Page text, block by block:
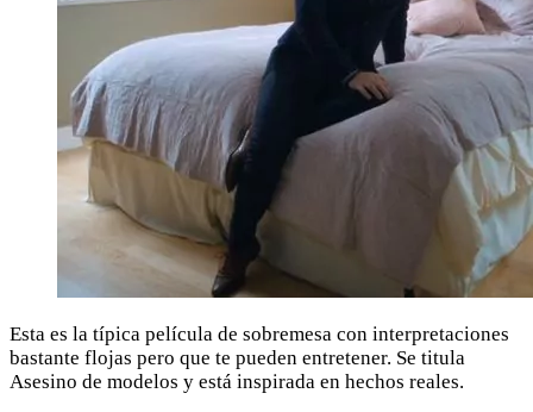
Esta es la típica película de sobremesa con interpretaciones
bastante flojas pero que te pueden entretener. Se titula
Asesino de modelos y está inspirada en hechos reales.